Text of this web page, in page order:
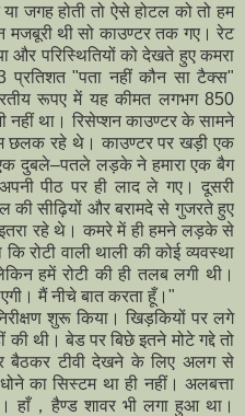
जगह होती तो ऐसे होटल को तो हम
थी सो काउण्टर तक गए। रेट
और परिस्थितियों को देखते हुए कमरा
"पता नहीं कौन सा टैक्स"
रूपए में यह कीमत लगभग 850
नहीं था। रिसेप्शन काउण्टर के सामने
छलक रहे थे। काउण्टर पर खड़ी एक
दुबले–पतले लड़के ने हमारा एक बैग
पीठ पर ही लाद ले गए। दूसरी
की सीढ़ियों और बरामदे से गुजरते हुए
इतरा रहे थे। कमरे में ही हमने लड़के से
रोटी वाली थाली की कोई व्यवस्था
हमें रोटी की ही तलब लगी थी।
मैं नीचे बात करता हूँ।"
शुरू किया। खिड़कियों पर लगे
की थी। बेड पर बिछे इतने मोटे गद्दे तो
बैठकर टीवी देखने के लिए अलग से
का सिस्टम था ही नहीं। अलबत्ता
हाँ，हैण्ड शावर भी लगा हुआ था।